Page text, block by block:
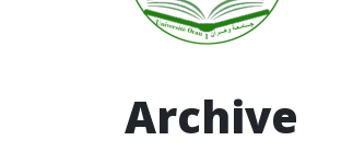
Archive